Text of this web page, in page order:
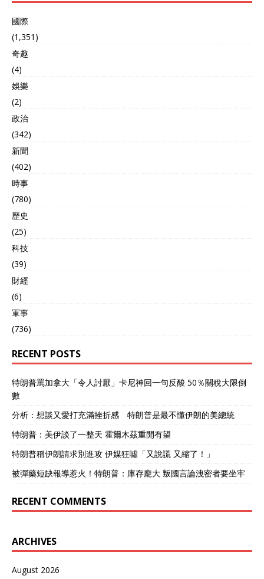
國際
(1,351)
奇趣
(4)
娛樂
(2)
政治
(342)
新聞
(402)
時事
(780)
歷史
(25)
科技
(39)
財經
(6)
軍事
(736)
RECENT POSTS
特朗普罵加拿大「令人討厭」卡尼神回一句反酸 50％關稅大限倒
數
分析：想談又愛打充滿挫折感 特朗普是最不懂伊朗的美總統
特朗普：美伊談了一整天 霍爾木茲重開有望
特朗普稱伊朗請求別進攻 伊媒狂噓「又說謊 又縮了！」
被彈藥短缺報導惹火！特朗普：庫存龐大 叛國言論洩密者要坐牢
RECENT COMMENTS
ARCHIVES
August 2026